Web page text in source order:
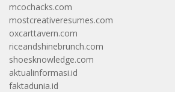
mcochacks.com
mostcreativeresumes.com
oxcarttavern.com
riceandshinebrunch.com
shoesknowledge.com
aktualinformasi.id
faktadunia.id